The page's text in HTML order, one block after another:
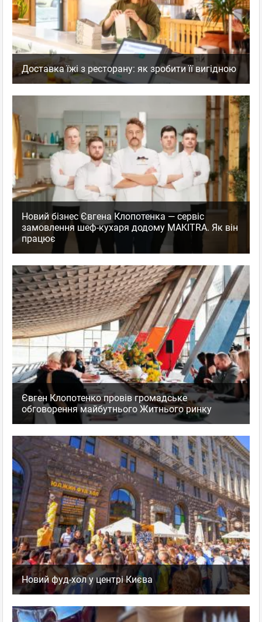
Доставка їжі з ресторану: як зробити її вигідною
Новий бізнес Євгена Клопотенка — сервіс
замовлення шеф-кухаря додому MAKITRA. Як він
працює
Євген Клопотенко провів громадське
обговорення майбутнього Житнього ринку
Новий фуд-хол у центрі Києва